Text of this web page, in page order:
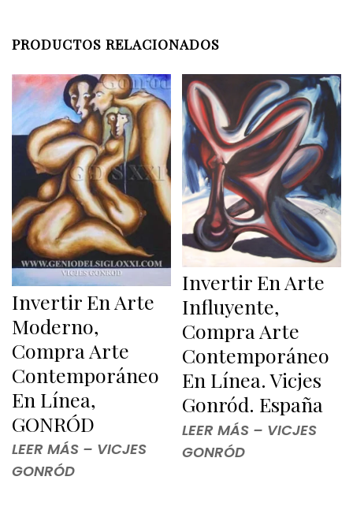
PRODUCTOS RELACIONADOS
Invertir En Arte
Moderno,
Compra Arte
Contemporáneo
En Línea,
GONRÓD
LEER MÁS – VICJES
GONRÓD
Invertir En Arte
Influyente,
Compra Arte
Contemporáneo
En Línea. Vicjes
Gonród. España
LEER MÁS – VICJES
GONRÓD